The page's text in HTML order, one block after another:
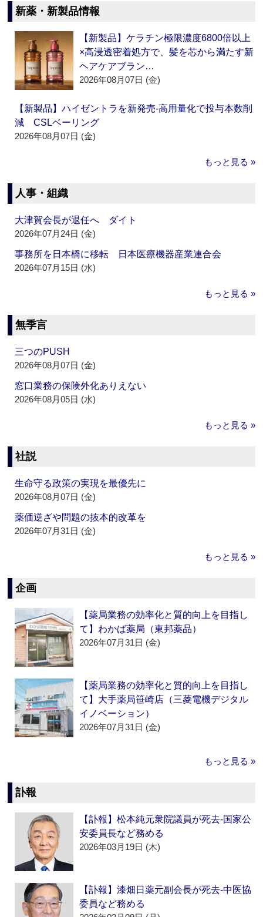
新薬・新製品情報
【新製品】ケラチン極限濃度6800倍以上
×高浸透密着処方で、髪を芯から満たす新
ヘアケアブラン…
2026年08月07日 (金)
【新製品】ハイゼントラを新発売‐高用量化で投与本数削
減 CSLベーリング
2026年08月07日 (金)
もっと見る »
人事・組織
大津賀会長が退任へ ダイト
2026年07月24日 (金)
事務所を日本橋に移転 日本医療機器産業連合会
2026年07月15日 (水)
もっと見る »
無季言
三つのPUSH
2026年08月07日 (金)
窓口業務の保険外化ありえない
2026年08月05日 (水)
もっと見る »
社説
生命守る政策の実現を最優先に
2026年08月07日 (金)
薬価逆ざや問題の抜本的改革を
2026年07月31日 (金)
もっと見る »
企画
【薬局業務の効率化と質的向上を目指し
て】わかば薬局（東邦薬品）
2026年07月31日 (金)
【薬局業務の効率化と質的向上を目指し
て】大手薬局笹崎店（三菱電機デジタル
イノベーション）
2026年07月31日 (金)
もっと見る »
訃報
【訃報】松本純元衆院議員が死去‐国家公
安委員長など務める
2026年03月19日 (木)
【訃報】漆畑日薬元副会長が死去‐中医協
委員など務める